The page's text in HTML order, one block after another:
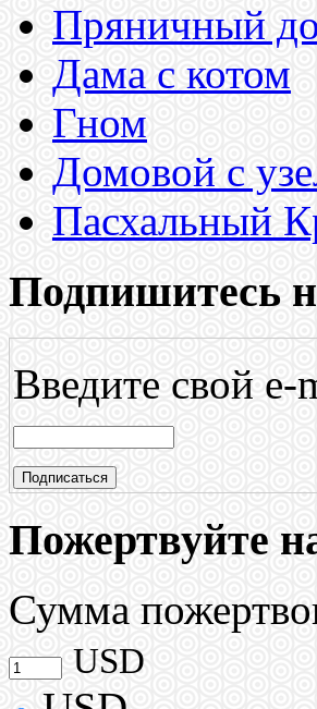
Пряничный
Дама с котом
Гном
Домовой с
Пасхальный
Подпишитесь
Введите свой e-
Пожертвуйте
Сумма
USD